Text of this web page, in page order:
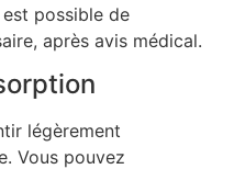
est possible de
après avis médical.
légèrement
Vous pouvez